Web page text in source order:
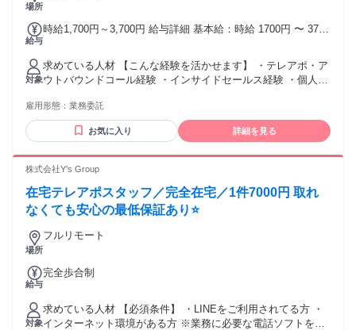
༶ ༶ ༶ ༶ ༶ ༶ ༶ ༶ ༶ ༶ ༶ ༶ ༶ ༶ ༶ ༶ ༶ ༶
場所
給与
時給1,700円～3,700円 給与詳細 基本給：時給 1700円 〜 3700
考慮して決定します。 【月収例】 ■月80時間稼働 時給1,700
円×80時間 月額報酬136,000円 + インセンティブ
━━━━━━━━━━━━━━━━━━ ■月120時間稼働 時給
2,000円×120時間 月額報酬240,000円 + インセンティブ
2,500円×170時間 月額報酬425,000円 + インセンティブ
対象
求めている人材 【こんな経験を活かせます】 ・テレアポ・ア
ウトバウンドコール経験 ・インサイドセールス経験 ・個人／
売経験 ・無形商材・サービス案内の経験 業界や扱っていた商
材は問いません。 営業・接客の実務経験1年前後を目安として
います。 【こんな方に向いています】 ・経験を活かして在宅
話を聞くことが得意な方 ・アポイント獲得・案内が得意な方
方 【特に歓迎する方】 ・個人向け（BtoC）または法人向け
（BtoB）のアウトバウンド営業経験がある方 ・架電数やアポ
フランチャイズなどのテーマに関心がある方 学歴・業界経験
雇用形態： 業務委託
お気に入り 詳細を見る
株式会社Y's Group
在宅テレアポスタッフ／完全在宅／1件7000円 取れ
なくても安心の最低保証あり⭐
場所
フルリモート
給与
完全歩合制
対象
求めている人材 【必須条件】 ・LINEをご利用されてる方 ・
インターネット環境がある方 ※業務に必要な電話ソフトをパ